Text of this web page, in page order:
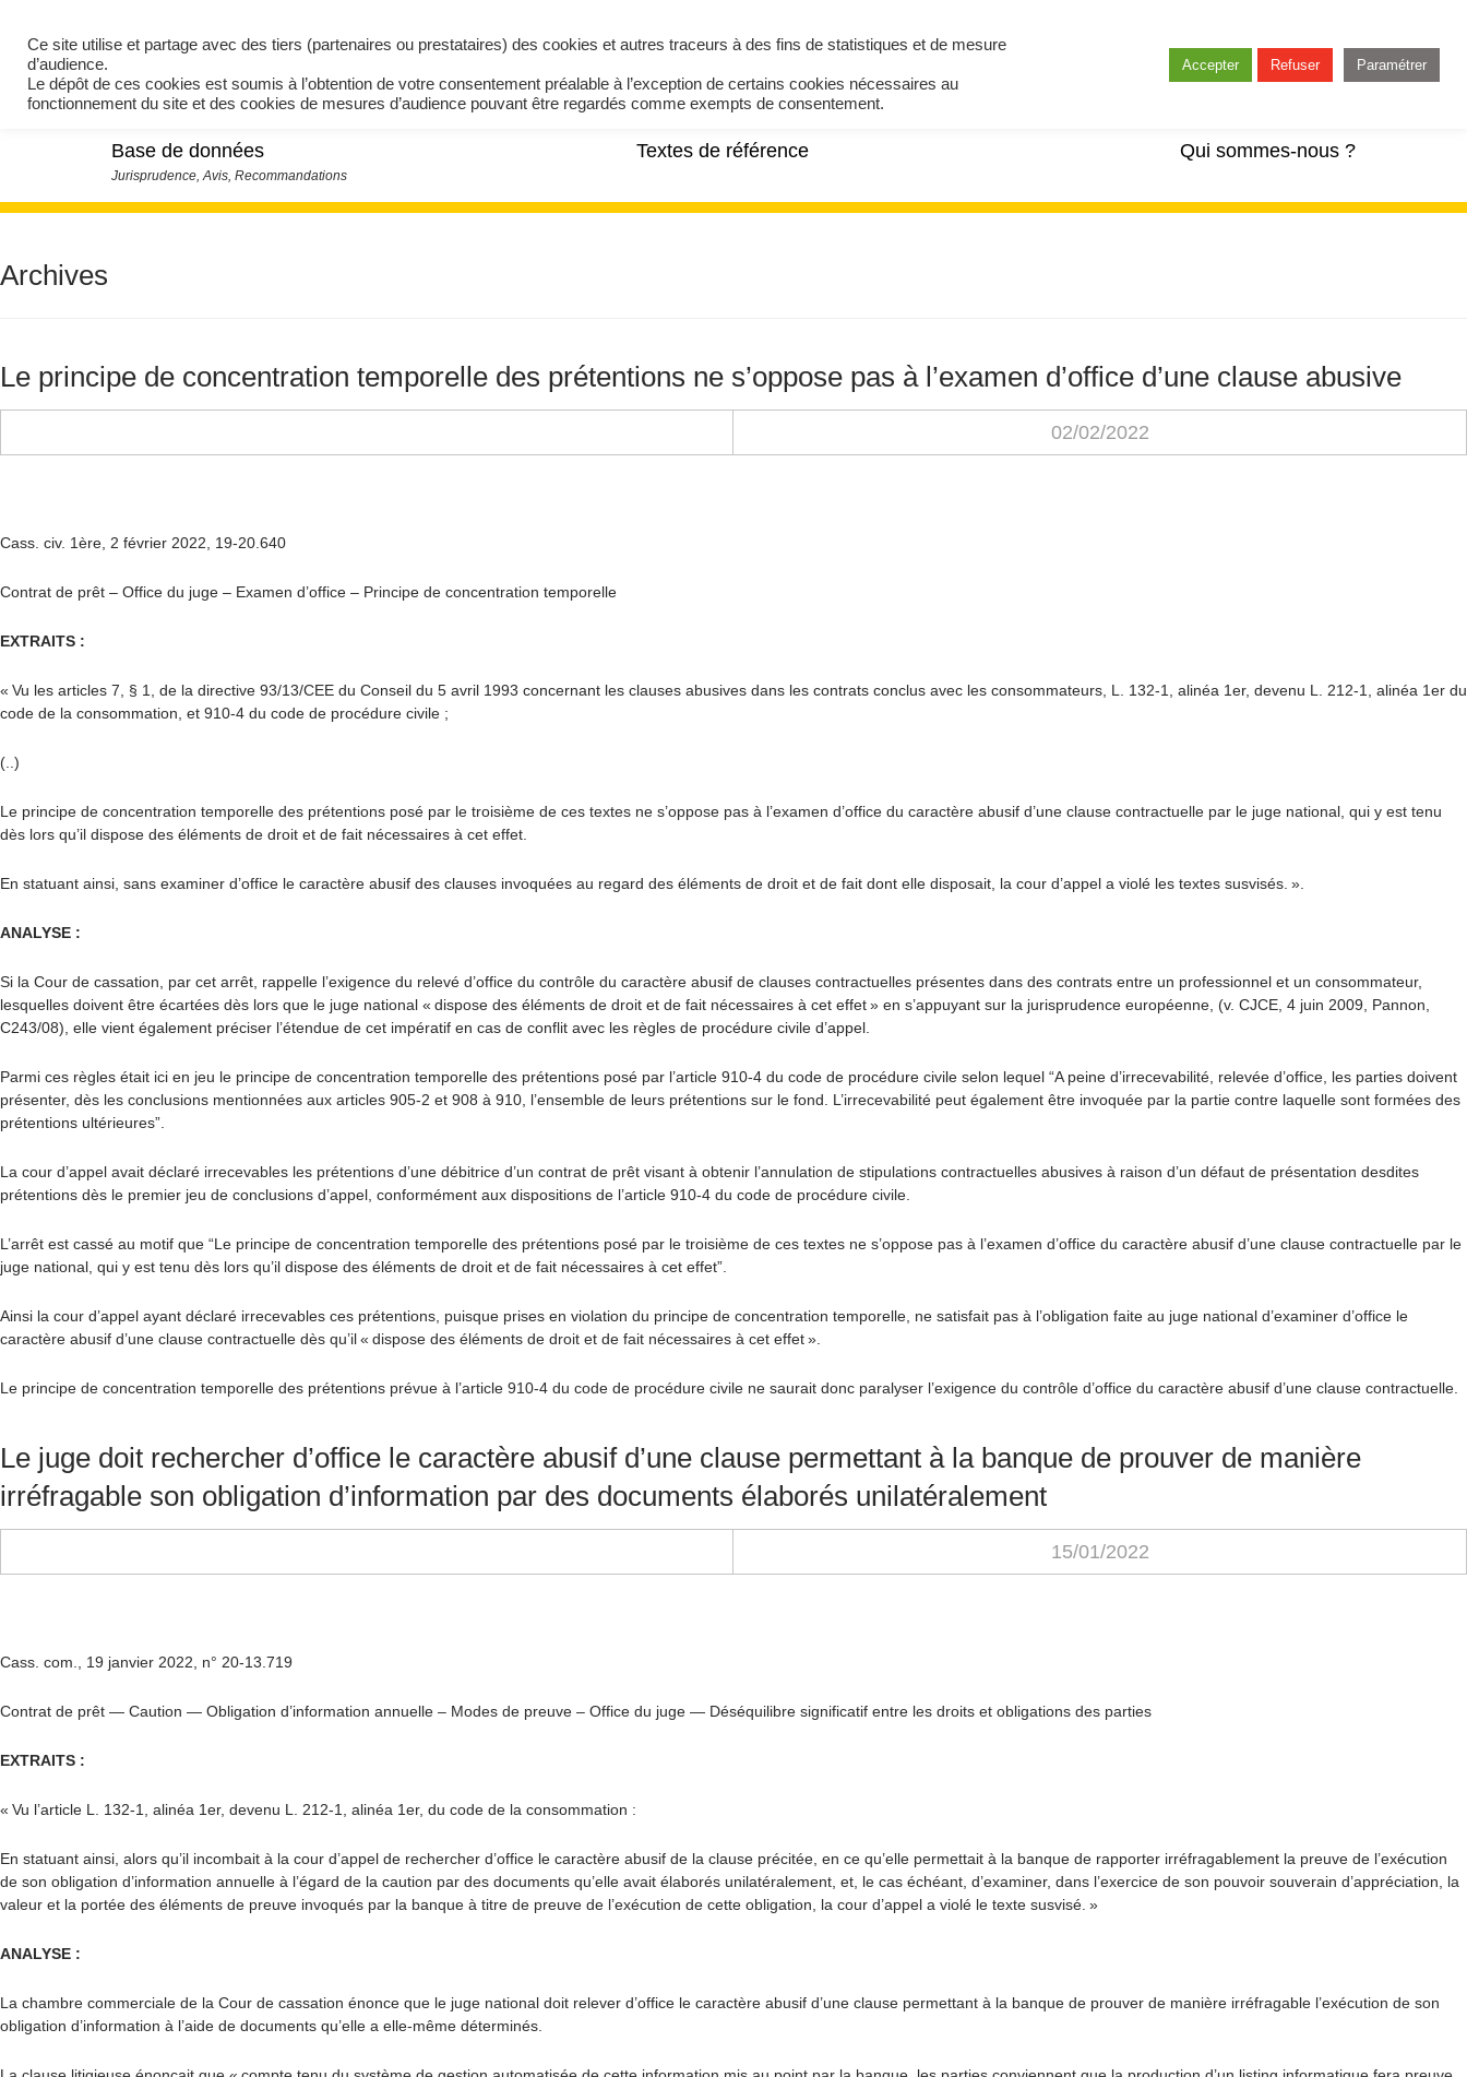
Base de données Textes de référence Qui sommes-nous ?
Archives
Le principe de concentration temporelle des prétentions ne s’oppose pas à l’examen d’office d’une clause abusive
02/02/2022
Cass. civ. 1ère, 2 février 2022, 19-20.640
Contrat de prêt – Office du juge – Examen d’office – Principe de concentration temporelle
EXTRAITS :
« Vu les articles 7, § 1, de la directive 93/13/CEE du Conseil du 5 avril 1993 concernant les clauses abusives dans les contrats conclus avec les consommateurs, L. 132-1, alinéa 1er, devenu L. 212-1, alinéa 1er du
code de la consommation, et 910-4 du code de procédure civile ;
(..)
Le principe de concentration temporelle des prétentions posé par le troisième de ces textes ne s’oppose pas à l’examen d’office du caractère abusif d’une clause contractuelle par le juge national, qui y est tenu
dès lors qu’il dispose des éléments de droit et de fait nécessaires à cet effet.
En statuant ainsi, sans examiner d’office le caractère abusif des clauses invoquées au regard des éléments de droit et de fait dont elle disposait, la cour d’appel a violé les textes susvisés. ».
ANALYSE :
Si la Cour de cassation, par cet arrêt, rappelle l’exigence du relevé d’office du contrôle du caractère abusif de clauses contractuelles présentes dans des contrats entre un professionnel et un consommateur,
lesquelles doivent être écartées dès lors que le juge national « dispose des éléments de droit et de fait nécessaires à cet effet » en s’appuyant sur la jurisprudence européenne, (v. CJCE, 4 juin 2009, Pannon,
C243/08), elle vient également préciser l’étendue de cet impératif en cas de conflit avec les règles de procédure civile d’appel.
Parmi ces règles était ici en jeu le principe de concentration temporelle des prétentions posé par l’article 910-4 du code de procédure civile selon lequel “A peine d’irrecevabilité, relevée d’office, les parties doivent
présenter, dès les conclusions mentionnées aux articles 905-2 et 908 à 910, l’ensemble de leurs prétentions sur le fond. L’irrecevabilité peut également être invoquée par la partie contre laquelle sont formées des
prétentions ultérieures”.
La cour d’appel avait déclaré irrecevables les prétentions d’une débitrice d’un contrat de prêt visant à obtenir l’annulation de stipulations contractuelles abusives à raison d’un défaut de présentation desdites
prétentions dès le premier jeu de conclusions d’appel, conformément aux dispositions de l’article 910-4 du code de procédure civile.
L’arrêt est cassé au motif que “Le principe de concentration temporelle des prétentions posé par le troisième de ces textes ne s’oppose pas à l’examen d’office du caractère abusif d’une clause contractuelle par le
juge national, qui y est tenu dès lors qu’il dispose des éléments de droit et de fait nécessaires à cet effet”.
Ainsi la cour d’appel ayant déclaré irrecevables ces prétentions, puisque prises en violation du principe de concentration temporelle, ne satisfait pas à l’obligation faite au juge national d’examiner d’office le
caractère abusif d’une clause contractuelle dès qu’il « dispose des éléments de droit et de fait nécessaires à cet effet ».
Le principe de concentration temporelle des prétentions prévue à l’article 910-4 du code de procédure civile ne saurait donc paralyser l’exigence du contrôle d’office du caractère abusif d’une clause contractuelle.
Le juge doit rechercher d’office le caractère abusif d’une clause permettant à la banque de prouver de manière
irréfragable son obligation d’information par des documents élaborés unilatéralement
15/01/2022
Cass. com. 19 janvier 2022, n° 20-13.719
Contrat de prêt — Caution — Obligation d’information annuelle – Modes de preuve – Office du juge — Déséquilibre significatif entre les droits et obligations des parties
EXTRAITS :
« Vu l’article L. 132-1, alinéa 1er, devenu L. 212-1, alinéa 1er, du code de la consommation :
En statuant ainsi, alors qu’il incombait à la cour d’appel de rechercher d’office le caractère abusif de la clause précitée, en ce qu’elle permettait à la banque de rapporter irréfragablement la preuve de l’exécution
de son obligation d’information annuelle à l’égard de la caution par des documents qu’elle avait élaborés unilatéralement, et, le cas échéant, d’examiner, dans l’exercice de son pouvoir souverain d’appréciation, la
valeur et la portée des éléments de preuve invoqués par la banque à titre de preuve de l’exécution de cette obligation, la cour d’appel a violé le texte susvisé. »
ANALYSE :
La chambre commerciale de la Cour de cassation énonce que le juge national doit relever d’office le caractère abusif d’une clause permettant à la banque de prouver de manière irréfragable l’exécution de son
obligation d’information à l’aide de documents qu’elle a elle-même déterminés.
Ce site utilise et partage avec des tiers (partenaires ou prestataires) des cookies et autres traceurs à des fins de statistiques et de mesure
d’audience.
Le dépôt de ces cookies est soumis à l’obtention de votre consentement préalable à l’exception de certains cookies nécessaires au
fonctionnement du site et des cookies de mesures d’audience pouvant être regardés comme exempts de consentement.
Accepter Refuser Paramétrer